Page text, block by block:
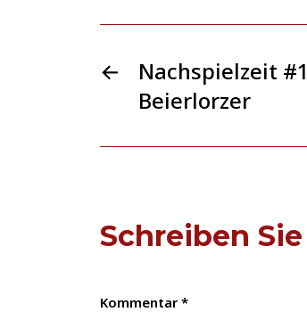
←
Nachspielzeit
Beierlorzer
Schreiben
Kommentar*